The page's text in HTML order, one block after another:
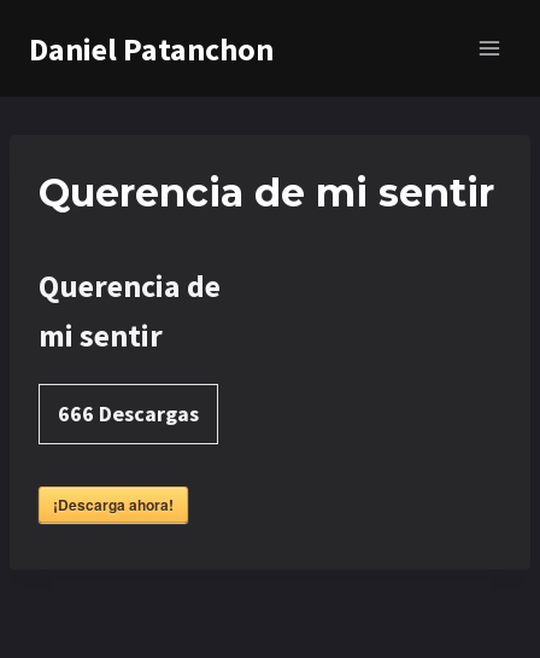
Daniel Patanchon
Querencia de mi sentir
Querencia de
mi sentir
666 Descargas
¡Descarga ahora!